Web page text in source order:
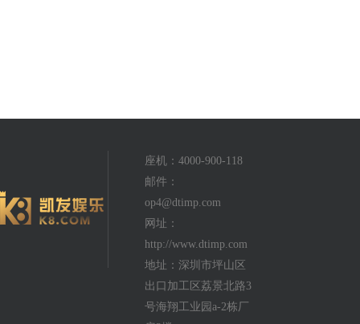
座机：4000-900-118
邮件：
op4@dtimp.com
网址：
http://www.dtimp.com
地址：深圳市坪山区
出口加工区荔景北路3
号海翔工业园a-2栋厂